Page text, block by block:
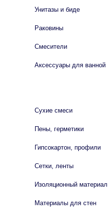
Унитазы и биде
Раковины
Смесители
Аксессуары для ванной
Сухие смеси
Пены, герметики
Гипсокартон, профили
Сетки, ленты
Изоляционный материал
Материалы для стен